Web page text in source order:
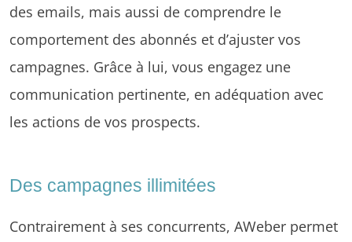
des emails, mais aussi de comprendre le
comportement des abonnés et d’ajuster vos
campagnes. Grâce à lui, vous engagez une
communication pertinente, en adéquation avec
les actions de vos prospects.
Des campagnes illimitées
Contrairement à ses concurrents, AWeber permet